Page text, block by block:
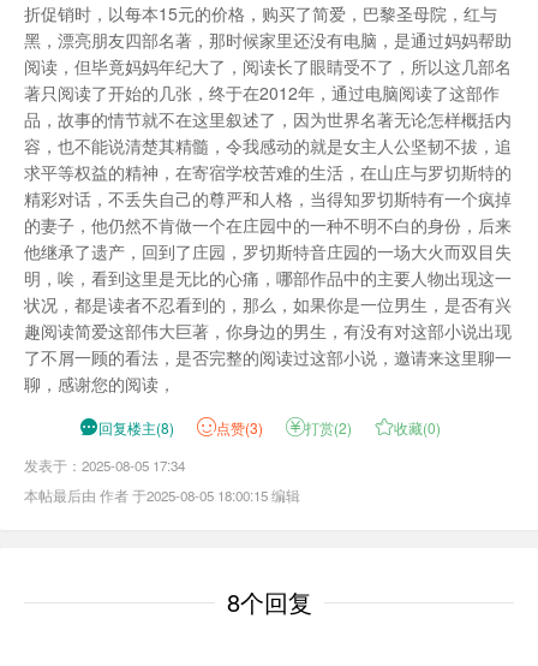
折促销时，以每本15元的价格，购买了简爱，巴黎圣母院，红与
黑，漂亮朋友四部名著，那时候家里还没有电脑，是通过妈妈帮助
阅读，但毕竟妈妈年纪大了，阅读长了眼睛受不了，所以这几部名
著只阅读了开始的几张，终于在2012年，通过电脑阅读了这部作
品，故事的情节就不在这里叙述了，因为世界名著无论怎样概括内
容，也不能说清楚其精髓，令我感动的就是女主人公坚韧不拔，追
求平等权益的精神，在寄宿学校苦难的生活，在山庄与罗切斯特的
精彩对话，不丢失自己的尊严和人格，当得知罗切斯特有一个疯掉
的妻子，他仍然不肯做一个在庄园中的一种不明不白的身份，后来
他继承了遗产，回到了庄园，罗切斯特音庄园的一场大火而双目失
明，唉，看到这里是无比的心痛，哪部作品中的主要人物出现这一
状况，都是读者不忍看到的，那么，如果你是一位男生，是否有兴
趣阅读简爱这部伟大巨著，你身边的男生，有没有对这部小说出现
了不屑一顾的看法，是否完整的阅读过这部小说，邀请来这里聊一
聊，感谢您的阅读，
回复楼主(8) 点赞(3) 打赏(2) 收藏(0)
发表于：2025-08-05 17:34
本帖最后由 作者 于2025-08-05 18:00:15 编辑
8个回复